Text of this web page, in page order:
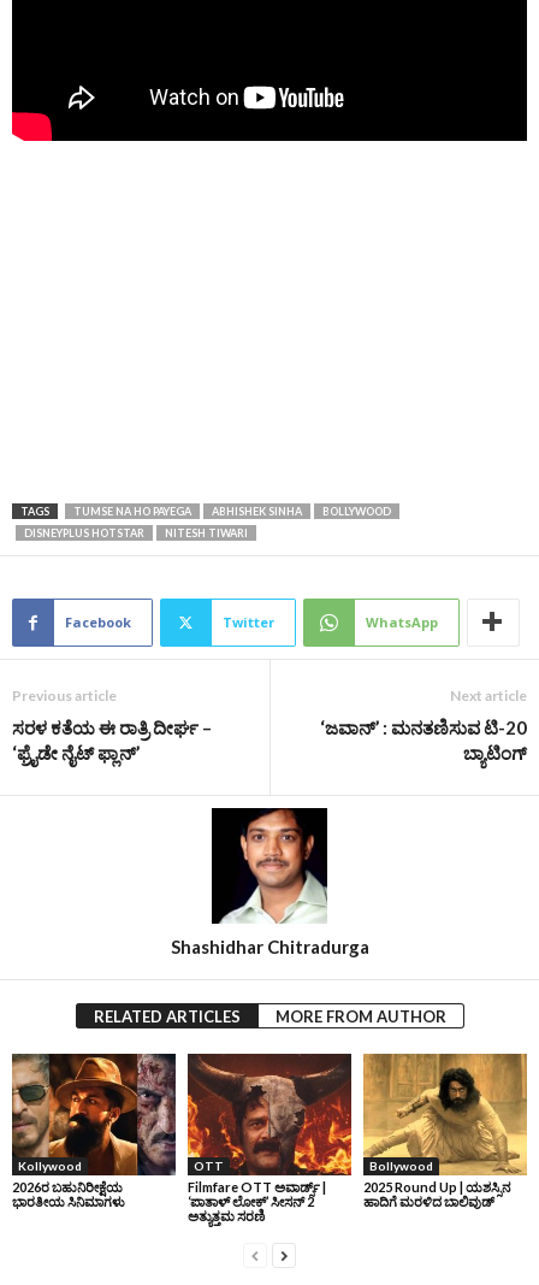
TAGS TUMSE NA HO PAYEGA ABHISHEK SINHA
BOLLYWOOD
DISNEYPLUS HOTSTAR
NITESH TIWARI
Facebook Twitter WhatsApp
Previous article
ಸರಳ ಕತೆಯ ಈ ರಾತ್ರಿ ದೀರ್ಘ –
‘ಫ್ರೈಡೇ ನೈಟ್ ಫ್ಲಾನ್’
Next article
‘ಜವಾನ್’ : ಮನತಣಿಸುವ ಟಿ-20
ಬ್ಯಾಟಿಂಗ್
Shashidhar Chitradurga
RELATED ARTICLES MORE FROM AUTHOR
Kollywood
2026ರ ಬಹುನಿರೀಕ್ಷೆಯ
ಭಾರತೀಯ ಸಿನಿಮಾಗಳು
OTT
Filmfare OTT ಅವಾರ್ಡ್ಸ್‌ |
‘ಪಾತಾಳ್‌ ಲೋಕ್‌’ ಸೀಸನ್‌ 2
ಅತ್ಯುತ್ತಮ ಸರಣಿ
Bollywood
2025 Round Up | ಯಶಸ್ಸಿನ
ಹಾದಿಗೆ ಮರಳಿದ ಬಾಲಿವುಡ್‌